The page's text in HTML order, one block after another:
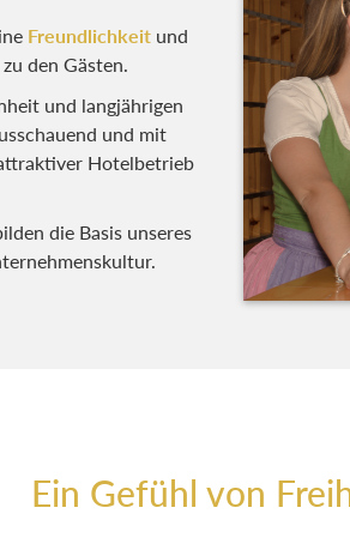
Freundlichkeitund
den Gästen.
und langjährigen
und mit
Hotelbetrieb und
die Basis unseres
Ein Gefühl von